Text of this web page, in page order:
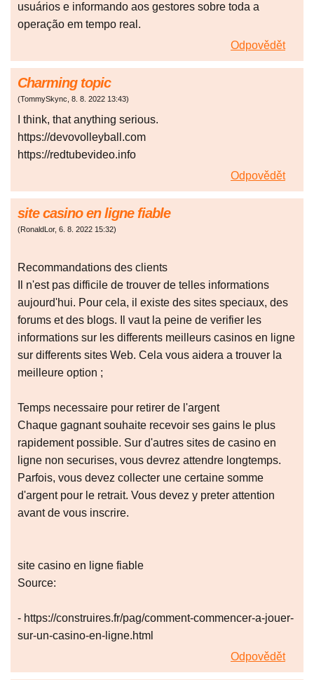
usuários e informando aos gestores sobre toda a
operação em tempo real.
Odpovědět
Charming topic
(TommySkync, 8. 8. 2022 13:43)
I think, that anything serious.
https://devovolleyball.com
https://redtubevideo.info
Odpovědět
site casino en ligne fiable
(RonaldLor, 6. 8. 2022 15:32)
Recommandations des clients
Il n'est pas difficile de trouver de telles informations
aujourd'hui. Pour cela, il existe des sites speciaux, des
forums et des blogs. Il vaut la peine de verifier les
informations sur les differents meilleurs casinos en ligne
sur differents sites Web. Cela vous aidera a trouver la
meilleure option ;
Temps necessaire pour retirer de l'argent
Chaque gagnant souhaite recevoir ses gains le plus
rapidement possible. Sur d'autres sites de casino en
ligne non securises, vous devrez attendre longtemps.
Parfois, vous devez collecter une certaine somme
d'argent pour le retrait. Vous devez y preter attention
avant de vous inscrire.
site casino en ligne fiable
Source:
- https://construires.fr/pag/comment-commencer-a-jouer-
sur-un-casino-en-ligne.html
Odpovědět